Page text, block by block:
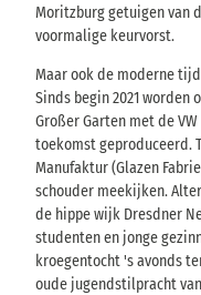
Moritzburg getuigen van
voormalige keurvorst.
Maar ook de moderne
Sinds begin 2021
Großer Garten met de
toekomst geproduceerd.
Manufaktur (Glazen
schouder meekijken.
de hippe wijk Dresdner
studenten en jonge
kroegentocht 's avonds
oude jugendstilpracht